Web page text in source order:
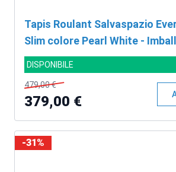
Tapis Roulant Salvaspazio
Slim colore Pearl White -
DISPONIBILE
479,00 €
379,00 €
-31%